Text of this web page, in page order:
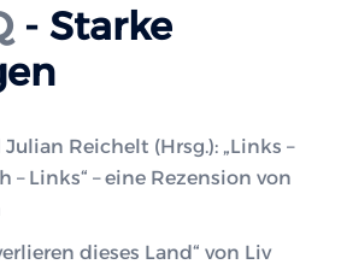
- Starke
Reichelt (Hrsg.): „Links –
– Links“ – eine Rezension von
dieses Land“ von Liv